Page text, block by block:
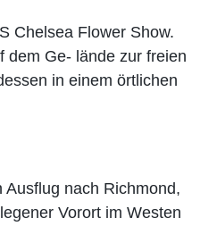
Chelsea Flower Show.
dem Ge- lände zur freien
in einem örtlichen
Ausflug nach Richmond,
Vorort im Westen